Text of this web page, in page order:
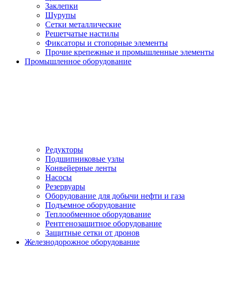
Заклепки
Шурупы
Сетки металлические
Решетчатые настилы
Фиксаторы и стопорные элементы
Прочие крепежные и промышленные элементы
Промышленное оборудование
Редукторы
Подшипниковые узлы
Конвейерные ленты
Насосы
Резервуары
Оборудование для добычи нефти и газа
Подъемное оборудование
Теплообменное оборудование
Рентгенозащитное оборудование
Защитные сетки от дронов
Железнодорожное оборудование